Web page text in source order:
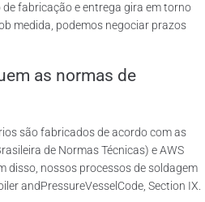
fabricação e entrega gira em torno
medida, podemos negociar prazos
as normas de
são fabricados de acordo com as
de Normas Técnicas) e AWS
disso, nossos processos de soldagem
andPressureVesselCode, Section IX.